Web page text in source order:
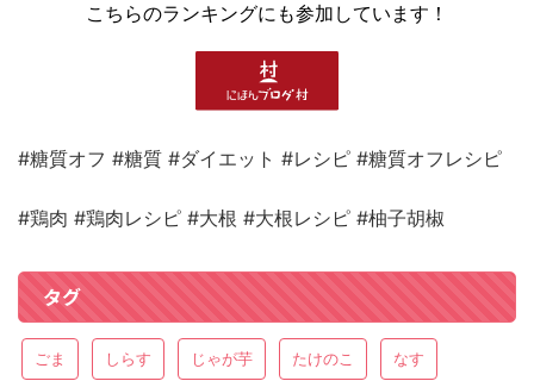
こちらのランキングにも参加しています！
#糖質オフ #糖質 #ダイエット #レシピ #糖質オフレシピ
#鶏肉 #鶏肉レシピ #大根 #大根レシピ #柚子胡椒
タグ
ごま しらす じゃが芋 たけのこ なす